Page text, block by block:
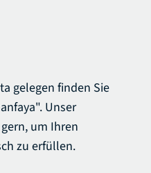
gelegen finden Sie
Unser
um Ihren
zu erfüllen.